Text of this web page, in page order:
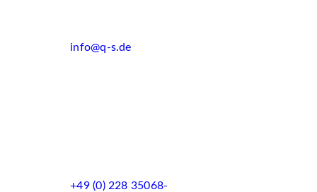
info@q-s.de
+49 (0) 228 35068-